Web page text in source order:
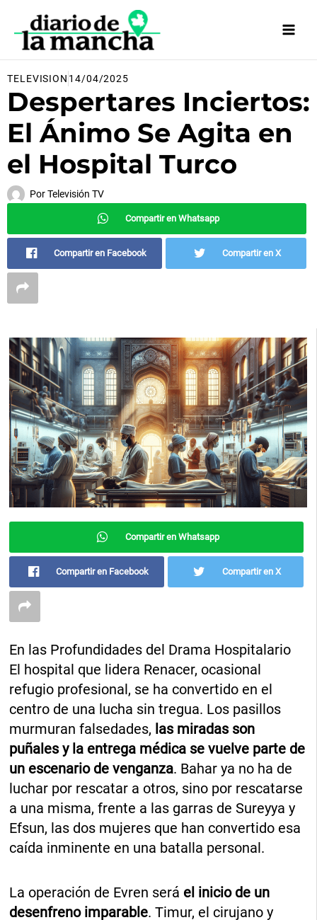
contenido
TELEVISION 14/04/2025
Despertares Inciertos:
El Ánimo Se Agita en
el Hospital Turco
PorTelevisión TV
Compartir en Whatsapp
Compartir en Facebook Compartir en X
Compartir en Whatsapp
Compartir en Facebook Compartir en X
En las Profundidades del Drama Hospitalario
El hospital que lidera Renacer, ocasional
refugio profesional, se ha convertido en el
centro de una lucha sin tregua. Los pasillos
murmuran falsedades, las miradas son
puñales y la entrega médica se vuelve parte de
un escenario de venganza. Bahar ya no ha de
luchar por rescatar a otros, sino por rescatarse
a una misma, frente a las garras de Sureyya y
Efsun, las dos mujeres que han convertido esa
caída inminente en una batalla personal.
La operación de Evren será el inicio de un
desenfreno imparable. Timur, el cirujano y